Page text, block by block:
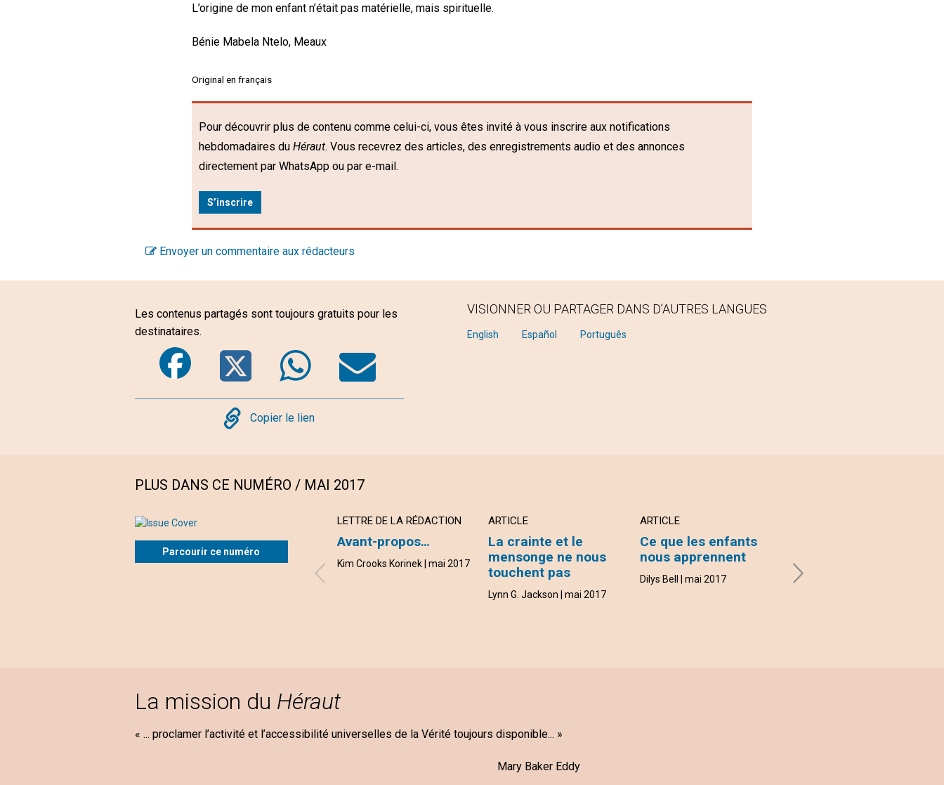
L’origine de mon enfant n’était pas matérielle, mais spirituelle.
Bénie Mabela Ntelo, Meaux
Original en français
Pour découvrir plus de contenu comme celui-ci, vous êtes invité à vous inscrire aux notifications
hebdomadaires du Héraut. Vous recevrez des articles, des enregistrements audio et des annonces
directement par WhatsApp ou par e-mail.
S’inscrire
Envoyer un commentaire aux rédacteurs
Les contenus partagés sont toujours gratuits pour les
destinataires.
FacebookTwitterWhatsApp
Email
Copy
Copier le lien
VISIONNER OU PARTAGER DANS D’AUTRES LANGUES
English Español Português
PLUS DANS CE NUMÉRO / MAI 2017
Parcourir ce numéro
LETTRE DE LA RÉDACTION
Avant-propos…
Kim Crooks Korinek | mai 2017
ARTICLE
La crainte et le
mensonge ne nous
touchent pas
Lynn G. Jackson | mai 2017
ARTICLE
Ce que les enfants
nous apprennent
Dilys Bell | mai 2017
Angèle Zeh Edimengo | mai
La mission du Héraut
« ... proclamer l’activité et l’accessibilité universelles de la Vérité toujours disponible... »
Mary Baker Eddy